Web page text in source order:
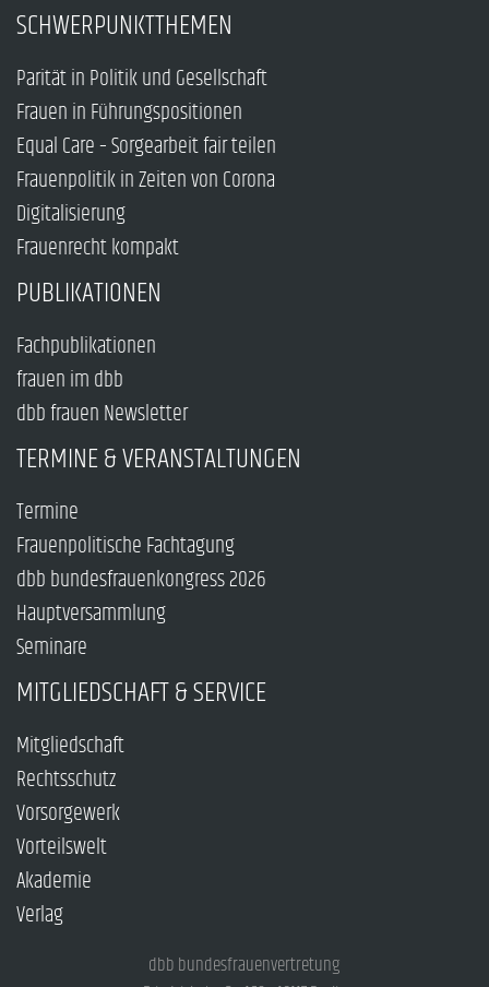
SCHWERPUNKTTHEMEN
Parität in Politik und Gesellschaft
Frauen in Führungspositionen
Equal Care – Sorgearbeit fair teilen
Frauenpolitik in Zeiten von Corona
Digitalisierung
Frauenrecht kompakt
PUBLIKATIONEN
Fachpublikationen
frauen im dbb
dbb frauen Newsletter
TERMINE & VERANSTALTUNGEN
Termine
Frauenpolitische Fachtagung
dbb bundesfrauenkongress 2026
Hauptversammlung
Seminare
MITGLIEDSCHAFT & SERVICE
Mitgliedschaft
Rechtsschutz
Vorsorgewerk
Vorteilswelt
Akademie
Verlag
dbb bundesfrauenvertretung